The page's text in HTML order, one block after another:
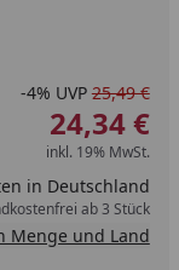
eins erhöhen
-4% UVP 25,49 €
24,34 €
inkl. 19% MwSt.
in Deutschland
ab 3 Stück
Menge und Land